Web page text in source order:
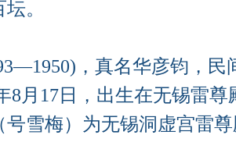
。
，真名华彦钧，民
8月 17日
，出生在无锡雷
号雪梅）为无锡洞虚宫雷